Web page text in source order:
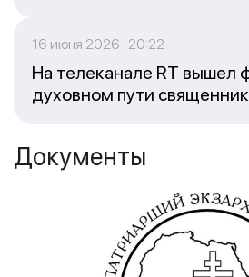
16 июня 2026 20:22
На телеканале RT вышел
духовном пути
Документы